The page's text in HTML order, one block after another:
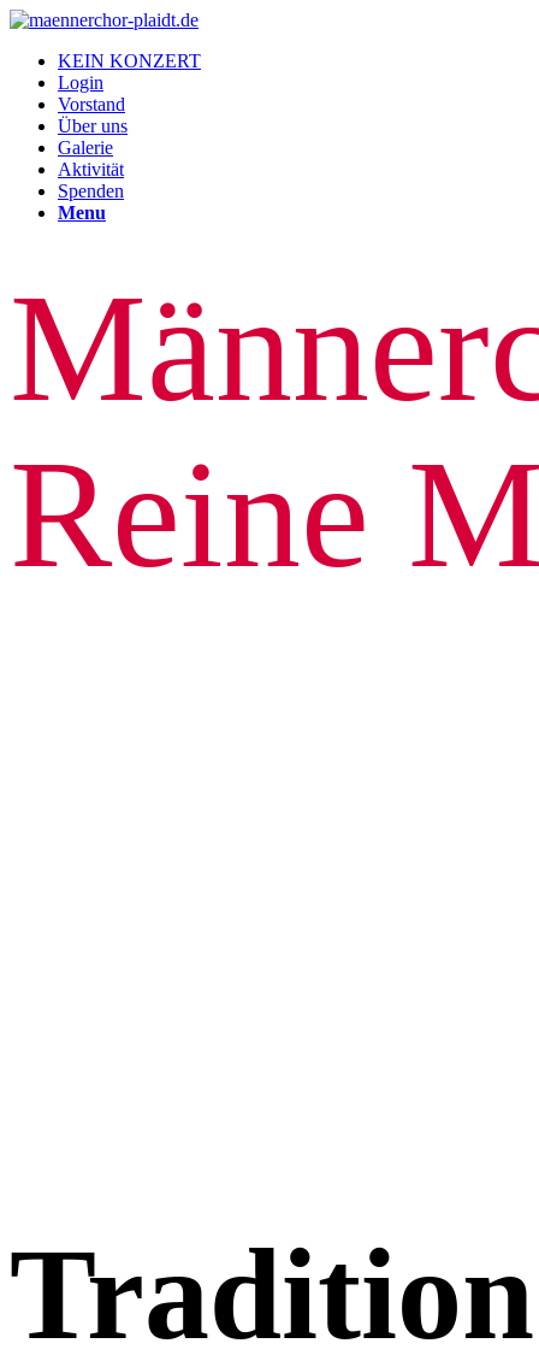
KEIN KONZERT
Login
Vorstand
Über uns
Galerie
Aktivität
Spenden
Menu
Reine
Tradition